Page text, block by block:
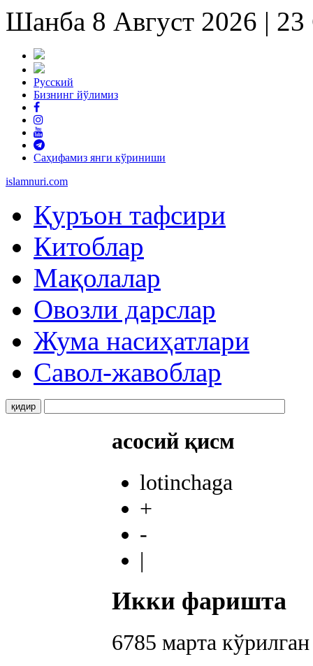
Шанба 8 Август 2026 |
Русский
Бизнинг йўлимиз
Саҳифамиз янги кўриниши
islamnuri.com
Қуръон тафсири
Китоблар
Мақолалар
Овозли дарслар
Жума насиҳатлари
Савол-жавоблар
асосий қисм
lotinchaga
+
-
|
Икки фаришта
6785 марта кўрилган